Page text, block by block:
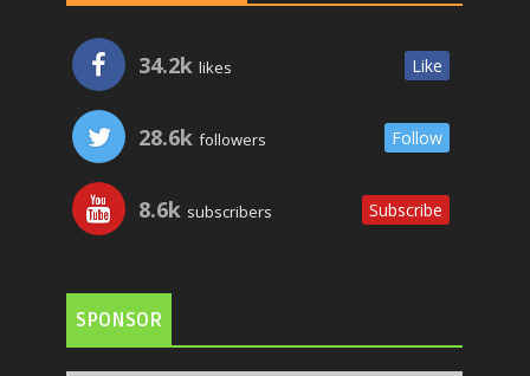
34.2k likes Like
28.6k followers Follow
8.6k subscribers Subscribe
SPONSOR